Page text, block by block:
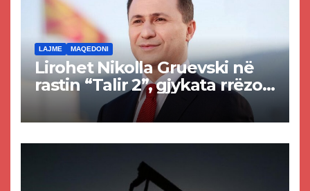
LAJME MAQEDONI
Lirohet Nikolla Gruevski në
rastin “Talir 2”, gjykata rrëzon
akuzat për ndërtimin e
paligjshëm të selisë së